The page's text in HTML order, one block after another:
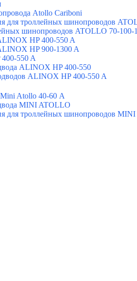
Atollo Cariboni
для троллейных шинопроводов
шинопроводов ATOLLO 70-100-
HP 400-550 A
HP 900-1300 A
550 A
ALINOX HP 400-550
ALINOX HP 400-550 A
Atollo 40-60 А
MINI ATOLLO
для троллейных шинопроводов